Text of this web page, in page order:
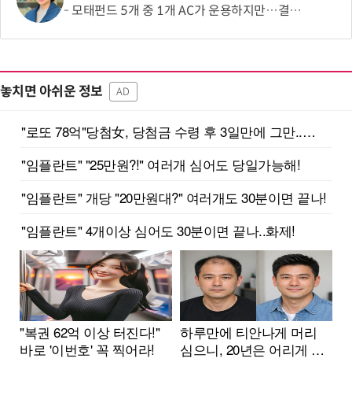
모태펀드 5개 중 1개 AC가 운용하지만…결성액 비중은 5.6%
놓치면 아쉬운 정보 AD